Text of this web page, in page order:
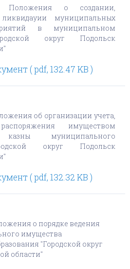
Положения о создании,
муниципальных
в муниципальном
округ Подольск
( pdf, 132.47 KB )
об организации учета,
имуществом
казны муниципального
округ Подольск
( pdf, 132.32 KB )
о порядке ведения
имущества
"Городской округ
области"